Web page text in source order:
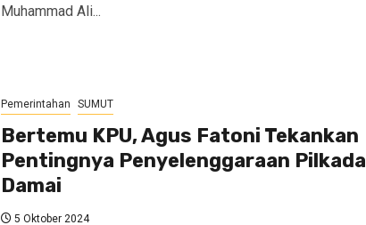
Muhammad Ali...
Pemerintahan SUMUT
Bertemu KPU, Agus Fatoni Tekankan
Pentingnya Penyelenggaraan Pilkada
Damai
5 Oktober 2024